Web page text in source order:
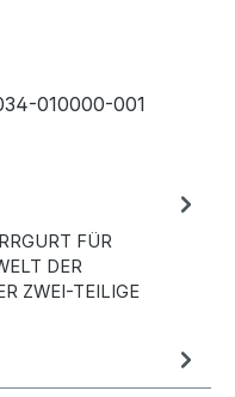
010000-001
FÜR
DER
ZWEI-TEILIGE